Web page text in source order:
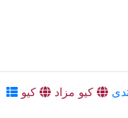
كيو مزاد
كيو